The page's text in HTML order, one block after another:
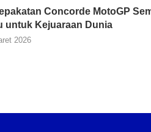
Concorde MotoGP
untuk Kejuaraan Dunia
2026